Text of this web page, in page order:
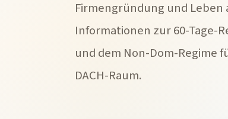
Firmengründung und
Informationen zur 60-Tage-
und dem Non-Dom-Regime
DACH-Raum.